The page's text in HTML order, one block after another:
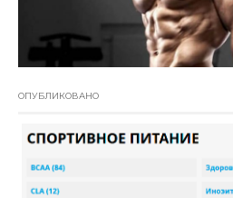
ОПУБЛИКОВАНО